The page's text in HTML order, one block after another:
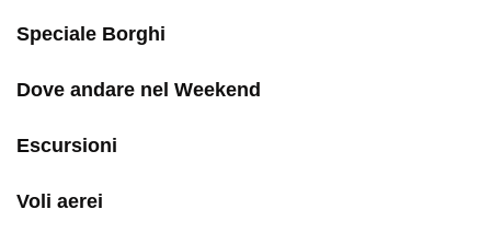
Speciale Borghi
Dove andare nel Weekend
Escursioni
Voli aerei